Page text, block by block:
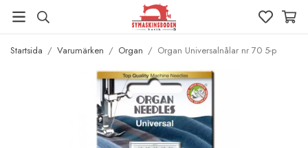
Startsida / Varumärken / Organ / Organ Universalnålar nr 70 5-p